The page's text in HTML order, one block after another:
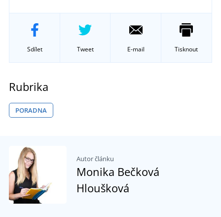
Sdílet Tweet E-mail Tisknout
Rubrika
PORADNA
Autor článku
Monika Bečková
Hloušková